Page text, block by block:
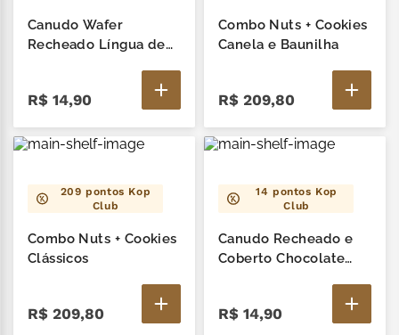
Canudo Wafer
Recheado Língua de
R$ 14,90
Combo Nuts + Cookies
Canela e Baunilha
R$ 209,80
209 pontos Kop
Club
Combo Nuts + Cookies
Clássicos
R$ 209,80
14 pontos Kop
Club
Canudo Recheado e
Coberto Chocolate
R$ 14,90